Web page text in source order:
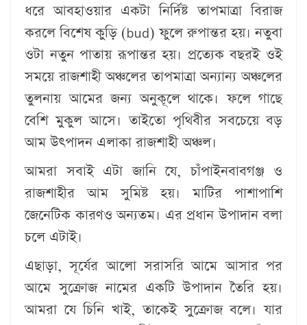
ধরে আবহাওয়ার একটা নির্দিষ্ট তাপমাত্রা বিরাজ
করলে বিশেষ কুড়ি (bud) ফুলে রুপান্তর হয়। নতুবা
ওটা নতুন পাতায় রূপান্তর হয়। প্রত্যেক বছরই ওই
সময়ে রাজশাহী অঞ্চলের তাপমাত্রা অন্যান্য অঞ্চলের
তুলনায় আমের জন্য অনুকূলে থাকে। ফলে গাছে
বেশি মুকুল আসে। তাইতো পৃথিবীর সবচেয়ে বড়
আম উৎপাদন এলাকা রাজশাহী অঞ্চল।
আমরা সবাই এটা জানি যে, চাঁপাইনবাবগঞ্জ ও
রাজশাহীর আম সুমিষ্ট হয়। মাটির পাশাপাশি
জেনেটিক কারণও অন্যতম। এর প্রধান উপাদান বলা
চলে এটাই।
এছাড়া, সূর্যের আলো সরাসরি আমে আসার পর
আমে সুক্রোজ নামের একটি উপাদান তৈরি হয়।
আমরা যে চিনি খাই, তাকেই সুক্রোজ বলে। যার